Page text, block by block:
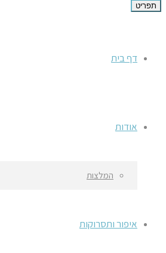
תפריט
דף בית
אודות
המלצות
איפור ותסרוקות